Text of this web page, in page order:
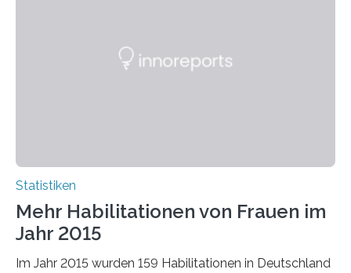
Statistiken
Mehr Habilitationen von Frauen im
Jahr 2015
Im Jahr 2015 wurden 159 Habilitationen in Deutschland